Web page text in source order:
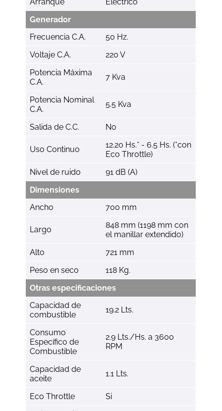
Generador
Frecuencia C.A.
50 Hz.
Voltaje C.A.
220 V
Potencia Máxima
C.A.
7 Kva
Potencia Nominal
C.A.
5.5 Kva
Salida de C.C. No
Uso Continuo
12.20 Hs.* - 6.5 Hs. (*con
Eco Throttle)
Nivel de ruido
91 dB (A)
Dimensiones
Ancho
700 mm
Largo
848 mm (1198 mm con
el manillar extendido)
Alto
721 mm
Peso en seco
118 Kg.
Otras especificaciones
Capacidad de
combustible
19.2 Lts.
Consumo
Específico de
Combustible
2.9 Lts./Hs. a 3600
RPM
Capacidad de
aceite
1.1 Lts.
Eco Throttle
Si